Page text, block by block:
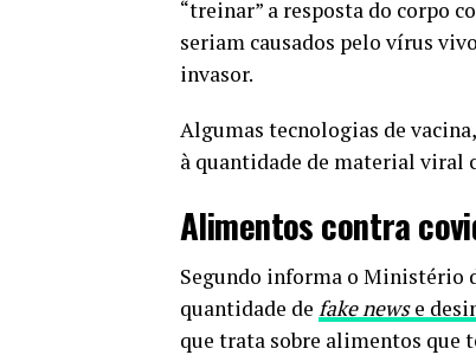
“treinar” a resposta do corpo
seriam causados pelo vírus
invasor.
Algumas tecnologias de
à quantidade de material viral
Alimentos contra
Segundo informa o Ministério
quantidade de fake newse
que trata sobre alimentos que